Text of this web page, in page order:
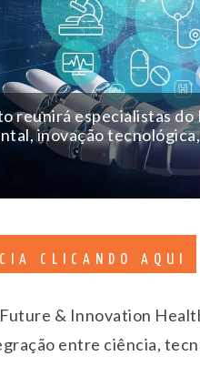
reunirá especialistas
inovação
CLICANDO AQUI
& Innovation
entre ciência,